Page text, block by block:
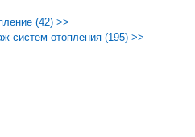
(42) >>
систем отопления (195) >>